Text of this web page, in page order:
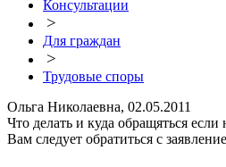
Консультации
>
Для граждан
>
Трудовые споры
Ольга Николаевна, 02.05.2011
Что делать и куда обращяться
Вам следует обратиться с